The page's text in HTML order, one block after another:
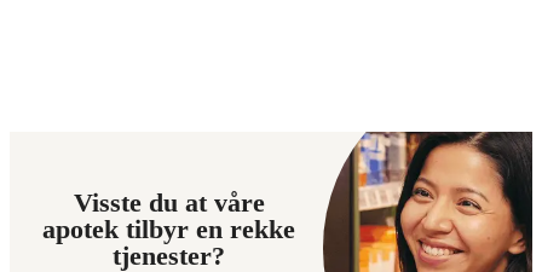
Visste du at våre
apotek tilbyr en rekke
tjenester?